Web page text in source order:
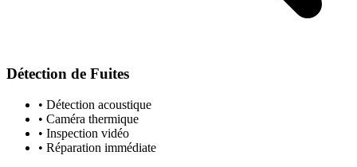
Détection de Fuites
• Détection acoustique
• Caméra thermique
• Inspection vidéo
• Réparation immédiate